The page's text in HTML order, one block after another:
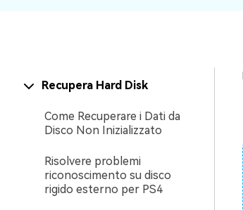
Recupera Hard Disk
Come Recuperare i Dati da
Disco Non Inizializzato
Risolvere problemi
riconoscimento su disco
rigido esterno per PS4